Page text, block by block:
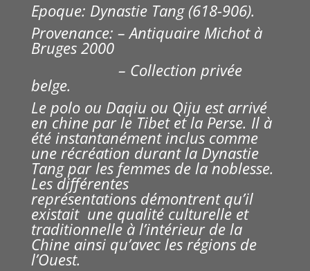
Epoque: Dynastie Tang (618-906).
Provenance: – Antiquaire Michot à
Bruges 2000
– Collection privée
belge.
Le polo ou Daqiu ou Qiju est arrivé
en chine par le Tibet et la Perse. Il à
été instantanément inclus comme
une récréation durant la Dynastie
Tang par les femmes de la noblesse.
Les différentes
représentations démontrent qu’il
existait une qualité culturelle et
traditionnelle à l’intérieur de la
Chine ainsi qu’avec les régions de
l’Ouest.